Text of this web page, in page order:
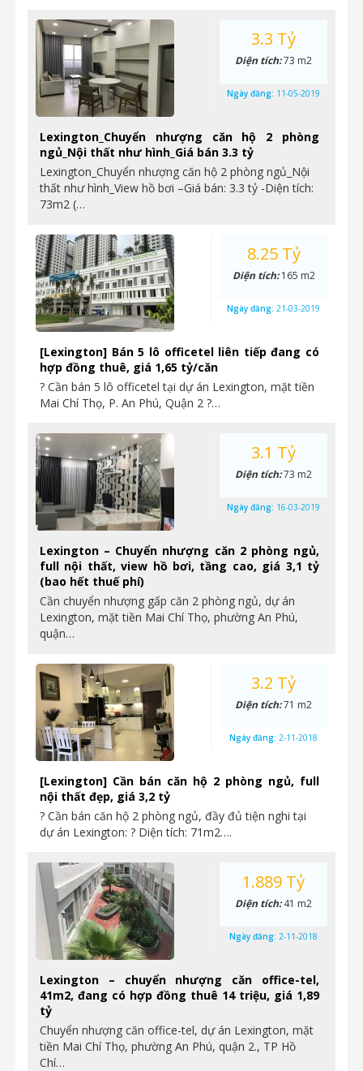
Lexington_Chuyển nhượng căn hộ 2 phòng
ngủ_Nội thất như hình_Giá bán 3.3 tỷ
Lexington_Chuyển nhượng căn hộ 2 phòng ngủ_Nội
thất như hình_View hồ bơi –Giá bán: 3.3 tỷ -Diện tích:
73m2 (…
3.3 Tỷ
Diện tích:73 m2
Ngày đăng: 11-05-2019
[Lexington] Bán 5 lô officetel liên tiếp đang có
hợp đồng thuê, giá 1,65 tỷ/căn
? Cần bán 5 lô officetel tại dự án Lexington, mặt tiền
Mai Chí Thọ, P. An Phú, Quận 2 ?…
8.25 Tỷ
Diện tích:165 m2
Ngày đăng: 21-03-2019
Lexington – Chuyển nhượng căn 2 phòng ngủ,
full nội thất, view hồ bơi, tầng cao, giá 3,1 tỷ
(bao hết thuế phí)
Cần chuyển nhượng gấp căn 2 phòng ngủ, dự án
Lexington, mặt tiền Mai Chí Thọ, phường An Phú,
quận…
3.1 Tỷ
Diện tích:73 m2
Ngày đăng: 16-03-2019
[Lexington] Cần bán căn hộ 2 phòng ngủ, full
nội thất đẹp, giá 3,2 tỷ
? Cần bán căn hộ 2 phòng ngủ, đầy đủ tiện nghi tại
dự án Lexington: ? Diện tích: 71m2….
3.2 Tỷ
Diện tích:71 m2
Ngày đăng: 2-11-2018
Lexington – chuyển nhượng căn office-tel,
41m2, đang có hợp đồng thuê 14 triệu, giá 1,89
tỷ
Chuyển nhượng căn office-tel, dự án Lexington, mặt
tiền Mai Chí Thọ, phường An Phú, quận 2., TP Hồ
Chí…
1.889 Tỷ
Diện tích:41 m2
Ngày đăng: 2-11-2018